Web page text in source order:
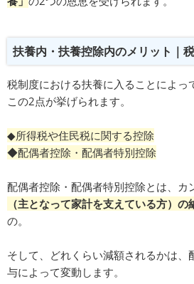
扶養内・扶養控除内のメリット｜
税制度における扶養に入ることによっ
この2点が挙げられます。
◆所得税や住民税に関する控除
◆配偶者控除・配偶者特別控除
配偶者控除・配偶者特別控除とは、カ
（主となって家計を支えている方）の
の。
そして、どれくらい減額されるかは、
与によって変動します。